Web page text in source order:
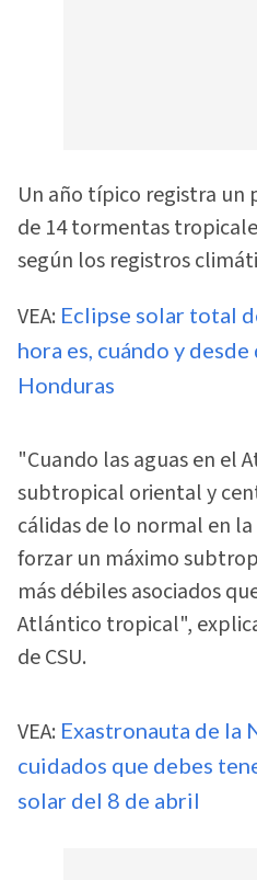
Un año típico registra un
de 14 tormentas
según los registros
VEA: Eclipse solar total
hora es, cuándo y
Honduras
"Cuando las aguas en el
subtropical oriental y
cálidas de lo normal en
forzar un máximo
más débiles asociados
Atlántico tropical",
de CSU.
VEA: Exastronauta de la
cuidados que debes
solar del 8 de abril